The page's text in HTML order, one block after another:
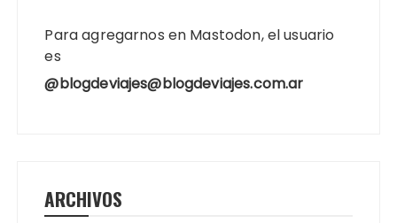
Para agregarnos en Mastodon, el usuario
es
@blogdeviajes@blogdeviajes.com.ar
ARCHIVOS